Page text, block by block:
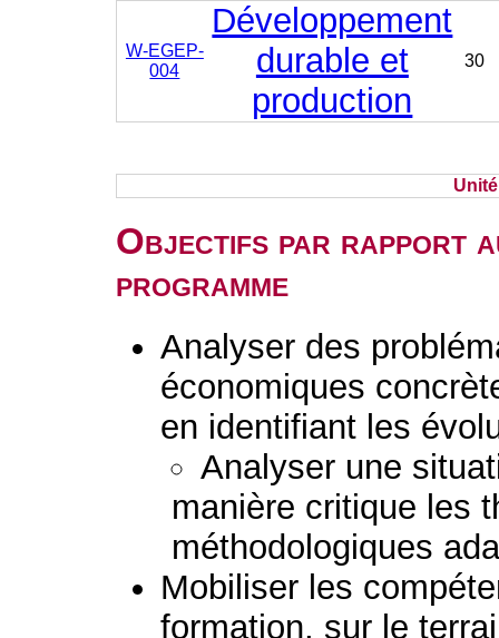
W-EGEP-
004
Développement
durable et
production
30
Objectifs par rapport
programme
Analyser des
économiques
en identifiant les
Analyser une
manière critique les
méthodologiques
Mobiliser les
formation, sur le